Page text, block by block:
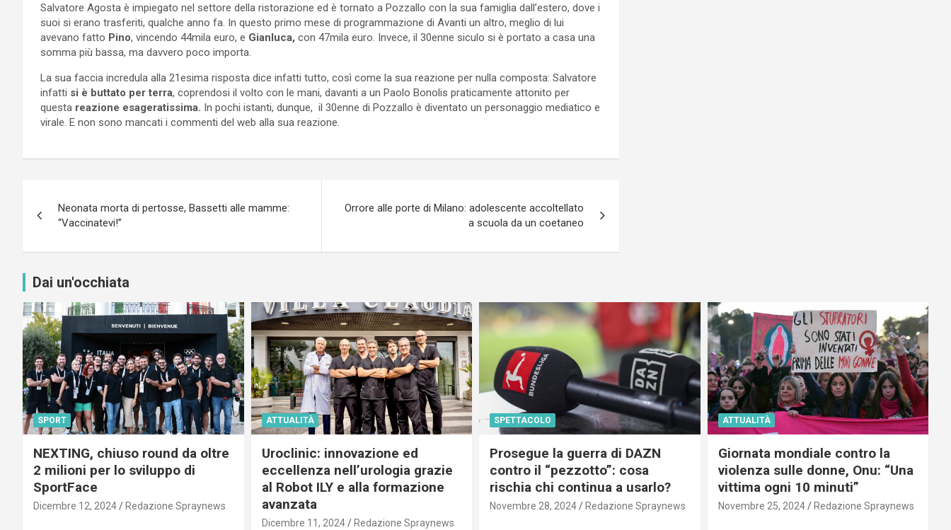
Salvatore Agosta è impiegato nel settore della ristorazione ed è tornato a Pozzallo con la sua famiglia dall’estero, dove i
suoi si erano trasferiti, qualche anno fa. In questo primo mese di programmazione di Avanti un altro, meglio di lui
avevano fatto Pino, vincendo 44mila euro, e Gianluca, con 47mila euro. Invece, il 30enne siculo si è portato a casa una
somma più bassa, ma davvero poco importa.
La sua faccia incredula alla 21esima risposta dice infatti tutto, così come la sua reazione per nulla composta: Salvatore
infatti si è buttato per terra, coprendosi il volto con le mani, davanti a un Paolo Bonolis praticamente attonito per
questa reazione esageratissima. In pochi istanti, dunque, il 30enne di Pozzallo è diventato un personaggio mediatico e
virale. E non sono mancati i commenti del web alla sua reazione.
articoli
Neonata morta di pertosse, Bassetti alle mamme:
“Vaccinatevi!”
Orrore alle porte di Milano: adolescente accoltellato
a scuola da un coetaneo
Dai un'occhiata
SPORT
NEXTING, chiuso round da oltre
2 milioni per lo sviluppo di
SportFace
Dicembre 12, 2024 Redazione Spraynews
ATTUALITÀ
Uroclinic: innovazione ed
eccellenza nell’urologia grazie
al Robot ILY e alla formazione
avanzata
Dicembre 11, 2024 Redazione Spraynews
SPETTACOLO
Prosegue la guerra di DAZN
contro il “pezzotto”: cosa
rischia chi continua a usarlo?
Novembre 28, 2024 Redazione Spraynews
ATTUALITÀ
Giornata mondiale contro la
violenza sulle donne, Onu: “Una
vittima ogni 10 minuti”
Novembre 25, 2024 Redazione Spraynews